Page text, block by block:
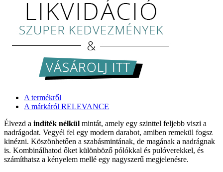
A termékről
A márkáról RELEVANCE
Élvezd a indíték nélkül mintát, amely egy szinttel feljebb viszi a
nadrágodat. Vegyél fel egy modern darabot, amiben remekül fogsz
kinézni. Köszönhetően a szabásmintának, de magának a nadrágnak
is. Kombinálhatod őket különböző pólókkal és pulóverekkel, és
számíthatsz a kényelem mellé egy nagyszerű megjelenésre.